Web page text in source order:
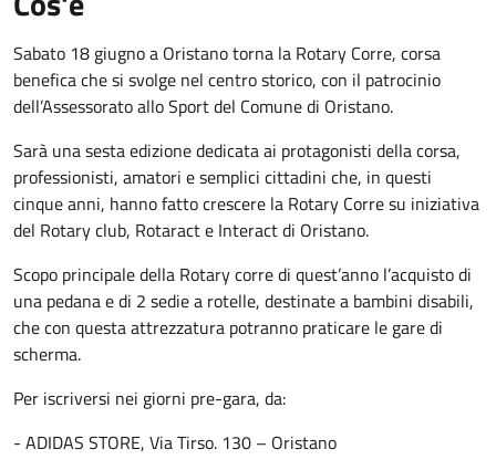
Sabato 18 giugno a Oristano torna la Rotary Corre, corsa
benefica che si svolge nel centro storico, con il patrocinio
dell’Assessorato allo Sport del Comune di Oristano.
Sarà una sesta edizione dedicata ai protagonisti della corsa,
professionisti, amatori e semplici cittadini che, in questi
cinque anni, hanno fatto crescere la Rotary Corre su iniziativa
del Rotary club, Rotaract e Interact di Oristano.
Scopo principale della Rotary corre di quest’anno l’acquisto di
una pedana e di 2 sedie a rotelle, destinate a bambini disabili,
che con questa attrezzatura potranno praticare le gare di
scherma.
Per iscriversi nei giorni pre-gara, da:
- ADIDAS STORE, Via Tirso. 130 – Oristano